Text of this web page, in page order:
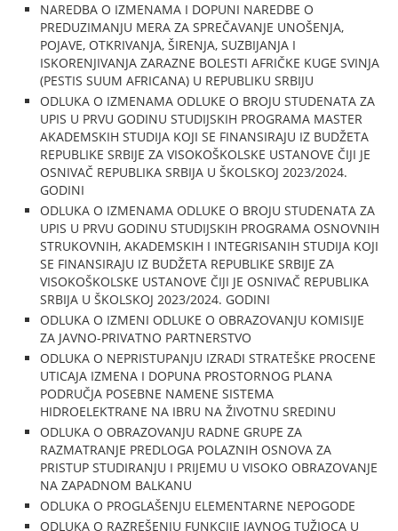
NAREDBA O IZMENAMA I DOPUNI NAREDBE O
PREDUZIMANJU MERA ZA SPREČAVANJE UNOŠENJA,
POJAVE, OTKRIVANJA, ŠIRENJA, SUZBIJANJA I
ISKORENJIVANJA ZARAZNE BOLESTI AFRIČKE KUGE SVINJA
(PESTIS SUUM AFRICANA) U REPUBLIKU SRBIJU
ODLUKA O IZMENAMA ODLUKE O BROJU STUDENATA ZA
UPIS U PRVU GODINU STUDIJSKIH PROGRAMA MASTER
AKADEMSKIH STUDIJA KOJI SE FINANSIRAJU IZ BUDŽETA
REPUBLIKE SRBIJE ZA VISOKOŠKOLSKE USTANOVE ČIJI JE
OSNIVAČ REPUBLIKA SRBIJA U ŠKOLSKOJ 2023/2024.
GODINI
ODLUKA O IZMENAMA ODLUKE O BROJU STUDENATA ZA
UPIS U PRVU GODINU STUDIJSKIH PROGRAMA OSNOVNIH
STRUKOVNIH, AKADEMSKIH I INTEGRISANIH STUDIJA KOJI
SE FINANSIRAJU IZ BUDŽETA REPUBLIKE SRBIJE ZA
VISOKOŠKOLSKE USTANOVE ČIJI JE OSNIVAČ REPUBLIKA
SRBIJA U ŠKOLSKOJ 2023/2024. GODINI
ODLUKA O IZMENI ODLUKE O OBRAZOVANJU KOMISIJE
ZA JAVNO-PRIVATNO PARTNERSTVO
ODLUKA O NEPRISTUPANJU IZRADI STRATEŠKE PROCENE
UTICAJA IZMENA I DOPUNA PROSTORNOG PLANA
PODRUČJA POSEBNE NAMENE SISTEMA
HIDROELEKTRANE NA IBRU NA ŽIVOTNU SREDINU
ODLUKA O OBRAZOVANJU RADNE GRUPE ZA
RAZMATRANJE PREDLOGA POLAZNIH OSNOVA ZA
PRISTUP STUDIRANJU I PRIJEMU U VISOKO OBRAZOVANJE
NA ZAPADNOM BALKANU
ODLUKA O PROGLAŠENJU ELEMENTARNE NEPOGODE
ODLUKA O RAZREŠENJU FUNKCIJE JAVNOG TUŽIOCA U